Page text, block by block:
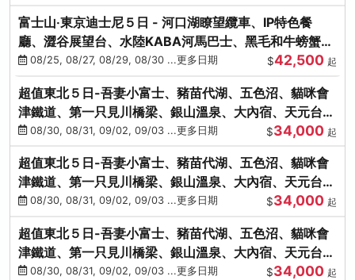
富士山‧東京迪士尼５日 - 河口湖瞭望纜車、IP特色餐
廳、澀谷展望台、水陸KABA河馬巴士、黑毛和牛螃蟹美
饌、季節採果
08/25, 08/27, 08/29, 08/30 ...更多日期 $42,500 起
超值東北５日-吾妻小富士、豬苗代湖、五色沼、貓咪會
津鐵道、第一只見川橋梁、銀山溫泉、大內宿、天元台高
原纜車
08/30, 08/31, 09/02, 09/03 ...更多日期 $34,000 起
超值東北５日-吾妻小富士、豬苗代湖、五色沼、貓咪會
津鐵道、第一只見川橋梁、銀山溫泉、大內宿、天元台高
原纜車
08/30, 08/31, 09/02, 09/03 ...更多日期 $34,000 起
超值東北５日-吾妻小富士、豬苗代湖、五色沼、貓咪會
津鐵道、第一只見川橋梁、銀山溫泉、大內宿、天元台高
原纜車
08/30, 08/31, 09/02, 09/03 ...更多日期 $34,000 起